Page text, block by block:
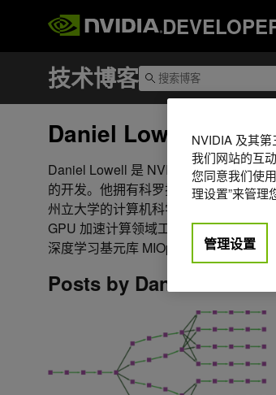
Daniel Lowell
Daniel Lowell 是 NVIDIA 的高级工程
的开发。他拥有科罗拉多大学博尔德
州立大学的计算机科学硕士学位。
GPU 加速计算领域工作，在从事量子
深度学习基元库 MIOpen 的开发。
Posts by Daniel Lowell
NVIDIA 及其
我们网站的互
您同意我们使
理设置”来管理
管理设置